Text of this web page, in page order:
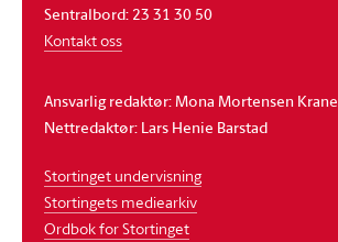
Sentralbord: 23 31 30 50
Kontakt oss
Ansvarlig redaktør: Mona Mortensen Krane
Nettredaktør: Lars Henie Barstad
Stortinget undervisning
Stortingets mediearkiv
Ordbok for Stortinget